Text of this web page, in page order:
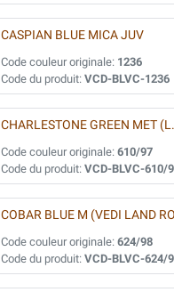
CASPIAN BLUE MICA JUV
Code couleur originale: 1236
Code du produit: VCD-BLVC-1236
CHARLESTONE GREEN MET
Code couleur originale: 610/97
Code du produit: VCD-BLVC-610/
COBAR BLUE M (VEDI LAND
Code couleur originale: 624/98
Code du produit: VCD-BLVC-624/